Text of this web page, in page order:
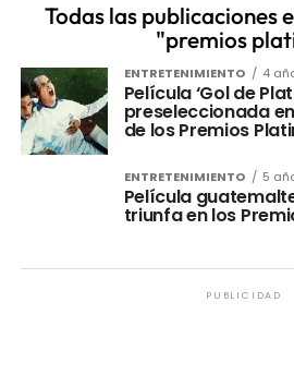
Todas las publicaciones
"premios
ENTRETENIMIENTO 4
Película ‘Gol de
preseleccionada
de los Premios
ENTRETENIMIENTO 5
Película
triunfa en los
PUBLICIDAD